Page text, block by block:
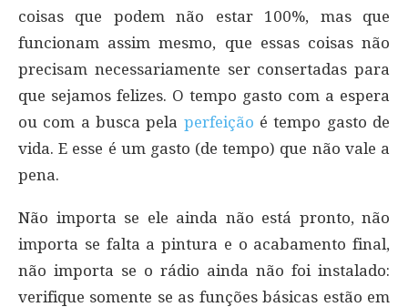
coisas que podem não estar 100%, mas que
funcionam assim mesmo, que essas coisas não
precisam necessariamente ser consertadas para
que sejamos felizes. O tempo gasto com a espera
ou com a busca pela perfeição é tempo gasto de
vida. E esse é um gasto (de tempo) que não vale a
pena.
Não importa se ele ainda não está pronto, não
importa se falta a pintura e o acabamento final,
não importa se o rádio ainda não foi instalado:
verifique somente se as funções básicas estão em